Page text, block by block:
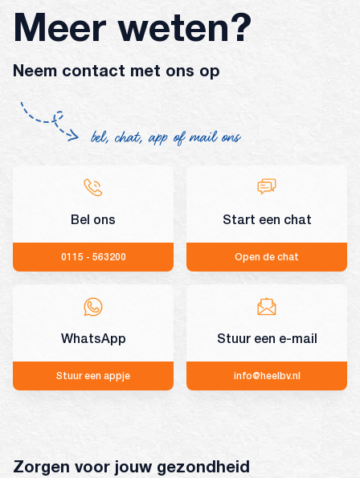
Meer weten?
Neem contact met ons op
bel, chat, app of mail ons
Bel ons
0115 - 563200
Start een chat
Open de chat
WhatsApp
Stuur een appje
Stuur een e-mail
info@heelbv.nl
Zorgen voor jouw gezondheid